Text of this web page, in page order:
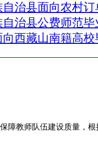
治县面向农村
治县公费师范毕
西藏山南籍高
教师队伍建设质量，根